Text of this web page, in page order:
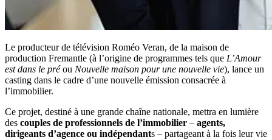
Le producteur de télévision Roméo Veran, de la maison de
production Fremantle (à l’origine de programmes tels que L’Amour
est dans le préou Nouvelle maison pour une nouvelle vie), lance un
casting dans le cadre d’une nouvelle émission consacrée à
l’immobilier.
Ce projet, destiné à une grande chaîne nationale, mettra en lumière
des couples de professionnels de l’immobilier – agents,
dirigeants d’agence ou indépendants – partageant à la fois leur vie